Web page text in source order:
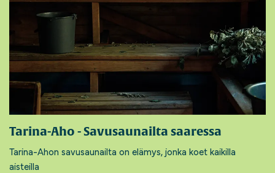
Tarina-Aho - Savusaunailta saaressa
Tarina-Ahon savusaunailta on elämys, jonka koet kaikilla
aisteilla